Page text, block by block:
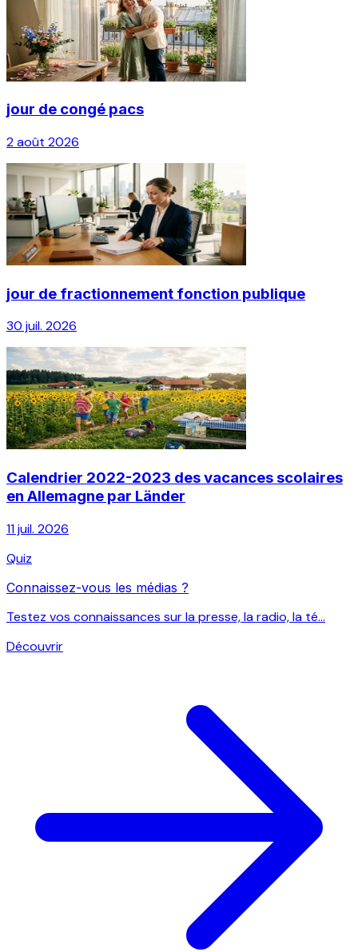
jour de congé pacs
2 août 2026
jour de fractionnement fonction publique
30 juil. 2026
Calendrier 2022-2023 des vacances scolaires
en Allemagne par Länder
11 juil. 2026
Quiz
Connaissez-vous les médias ?
Testez vos connaissances sur la presse, la radio, la té...
Découvrir